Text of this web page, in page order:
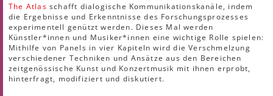
The Atlas schafft dialogische Kommunikationskanäle, indem
die Ergebnisse und Erkenntnisse des Forschungsprozesses
experimentell genützt werden. Dieses Mal werden
Künstler*innen und Musiker*innen eine wichtige Rolle spielen:
Mithilfe von Panels in vier Kapiteln wird die Verschmelzung
verschiedener Techniken und Ansätze aus den Bereichen
zeitgenössische Kunst und Konzertmusik mit ihnen erprobt,
hinterfragt, modifiziert und diskutiert.